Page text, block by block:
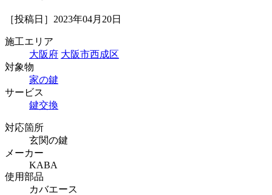
［投稿日］2023年04月20日
施工エリア
大阪府 大阪市西成区
対象物
家の鍵
サービス
鍵交換
対応箇所
玄関の鍵
メーカー
KABA
使用部品
カバエース